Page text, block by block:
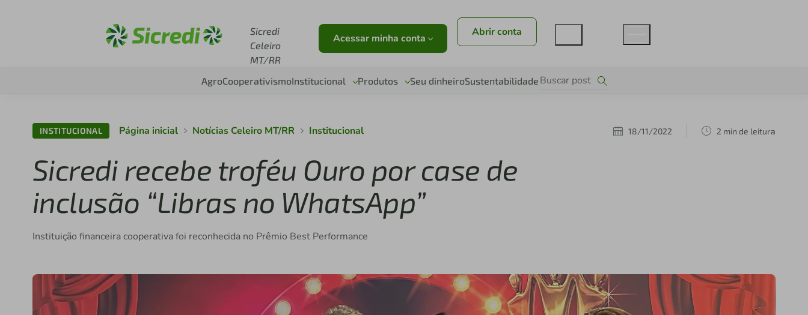
Sicredi
Celeiro
MT/RR
Acessar minha conta Abrir conta
AgroCooperativismoInstitucional Produtos Seu dinheiroSustentabilidade
INSTITUCIONAL Página inicial Notícias Celeiro MT/RR Institucional 18/11/2022 2 min de leitura
Sicredi recebe troféu Ouro por case de
inclusão “Libras no WhatsApp”
Instituição financeira cooperativa foi reconhecida no Prêmio Best Performance